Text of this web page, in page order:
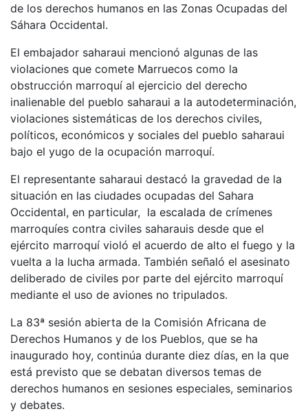
de los derechos humanos en las Zonas Ocupadas del
Sáhara Occidental.
El embajador saharaui mencionó algunas de las
violaciones que comete Marruecos como la
obstrucción marroquí al ejercicio del derecho
inalienable del pueblo saharaui a la autodeterminación,
violaciones sistemáticas de los derechos civiles,
políticos, económicos y sociales del pueblo saharaui
bajo el yugo de la ocupación marroquí.
El representante saharaui destacó la gravedad de la
situación en las ciudades ocupadas del Sahara
Occidental, en particular, la escalada de crímenes
marroquíes contra civiles saharauis desde que el
ejército marroquí violó el acuerdo de alto el fuego y la
vuelta a la lucha armada. También señaló el asesinato
deliberado de civiles por parte del ejército marroquí
mediante el uso de aviones no tripulados.
La 83ª sesión abierta de la Comisión Africana de
Derechos Humanos y de los Pueblos, que se ha
inaugurado hoy, continúa durante diez días, en la que
está previsto que se debatan diversos temas de
derechos humanos en sesiones especiales, seminarios
y debates.